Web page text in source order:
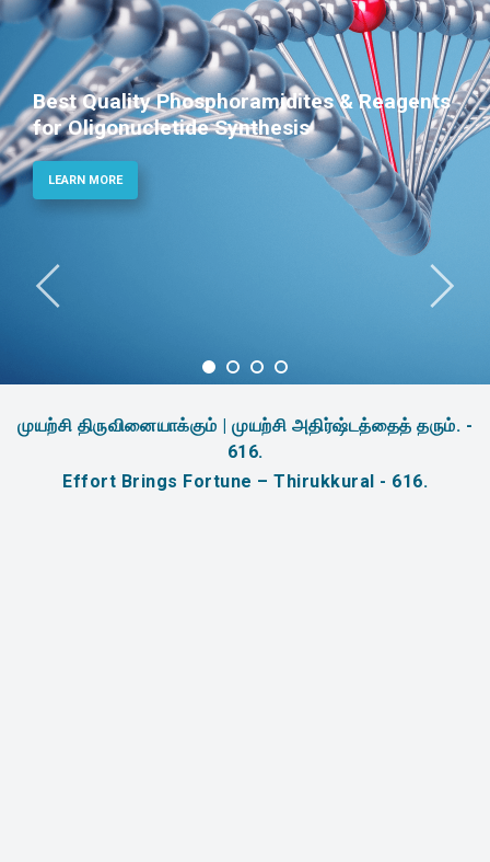
Best Quality Phosphoramidites & Reagents
for Oligonucletide Synthesis
LEARN MORE
முயற்சி திருவினையாக்கும் | முயற்சி அதிர்ஷ்டத்தைத் தரும். -
616.
Effort Brings Fortune – Thirukkural - 616.